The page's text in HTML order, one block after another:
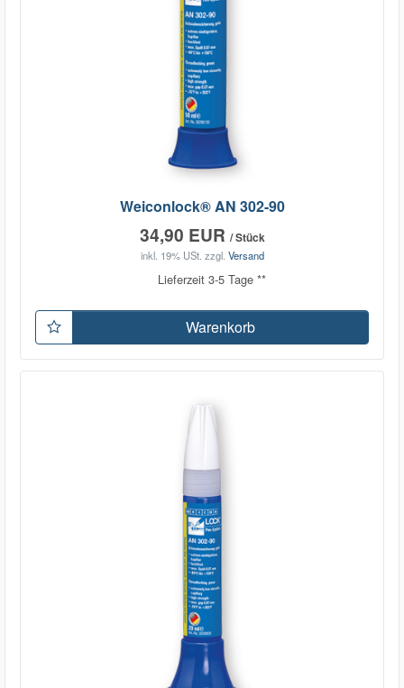
Weiconlock® AN 302-90
34,90 EUR / Stück
inkl. 19% USt. zzgl. Versand
Lieferzeit 3-5 Tage **
Warenkorb